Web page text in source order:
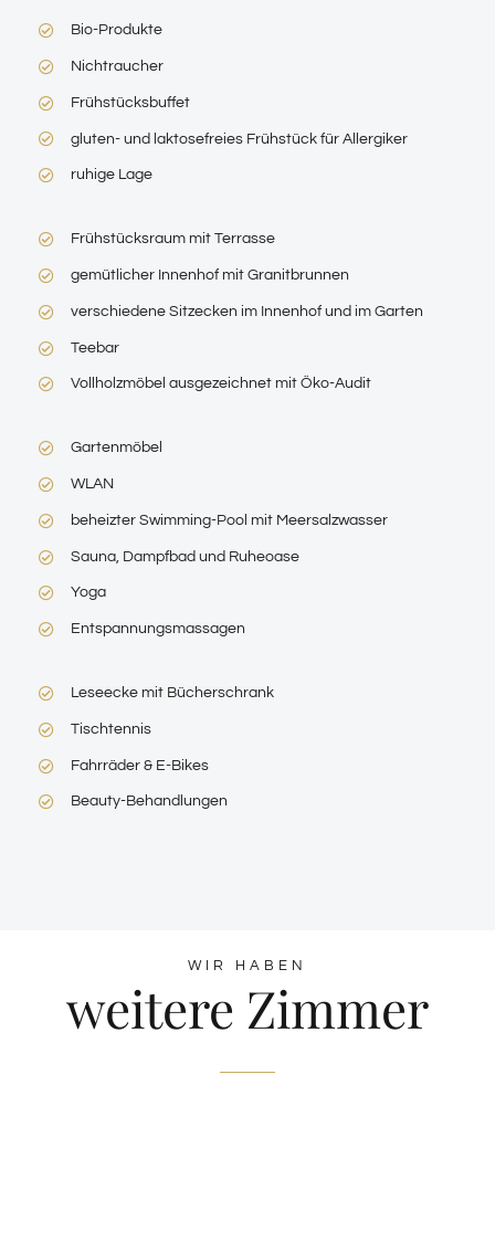
Bio-Produkte
Nichtraucher
Frühstücksbuffet
gluten- und laktosefreies Frühstück für Allergiker
ruhige Lage
Frühstücksraum mit Terrasse
gemütlicher Innenhof mit Granitbrunnen
verschiedene Sitzecken im Innenhof und im Garten
Teebar
Vollholzmöbel ausgezeichnet mit Öko-Audit
Gartenmöbel
WLAN
beheizter Swimming-Pool mit Meersalzwasser
Sauna, Dampfbad und Ruheoase
Yoga
Entspannungsmassagen
Leseecke mit Bücherschrank
Tischtennis
Fahrräder & E-Bikes
Beauty-Behandlungen
WIR HABEN
weitere Zimmer